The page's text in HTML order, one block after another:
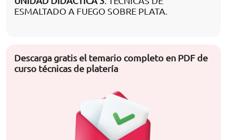
ESMALTADO A FUEGO SOBRE PLATA.
Descarga gratis el temario completo en PDF de
curso técnicas de platería